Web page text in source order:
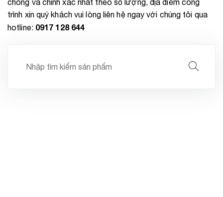
chóng và chính xác nhất theo số lượng, địa điểm công
trình xin quý khách vui lòng liên hệ ngay với chúng tôi qua
hotline: 0917 128 644
Tìm
kiếm: